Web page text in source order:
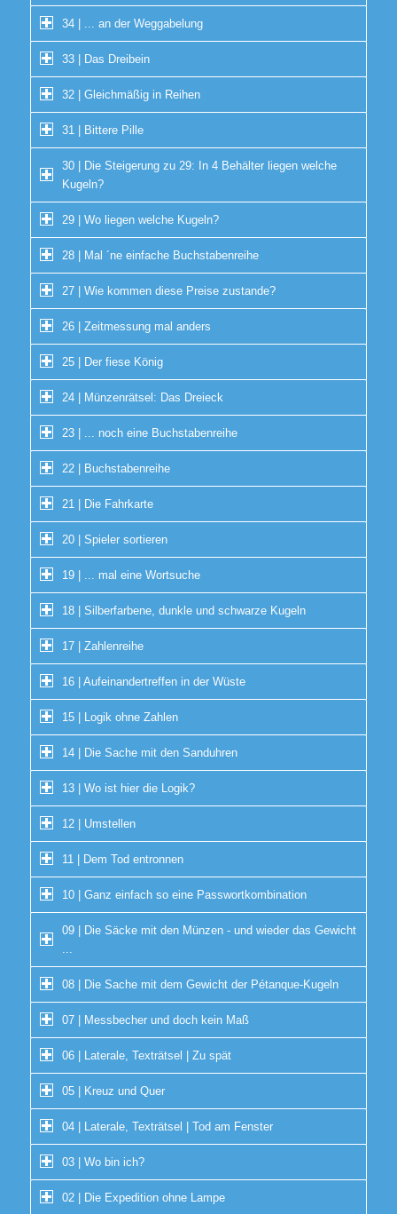
34 | ... an der Weggabelung
33 | Das Dreibein
32 | Gleichmäßig in Reihen
31 | Bittere Pille
30 | Die Steigerung zu 29: In 4 Behälter liegen welche
Kugeln?
29 | Wo liegen welche Kugeln?
28 | Mal ´ne einfache Buchstabenreihe
27 | Wie kommen diese Preise zustande?
26 | Zeitmessung mal anders
25 | Der fiese König
24 | Münzenrätsel: Das Dreieck
23 | ... noch eine Buchstabenreihe
22 | Buchstabenreihe
21 | Die Fahrkarte
20 | Spieler sortieren
19 | ... mal eine Wortsuche
18 | Silberfarbene, dunkle und schwarze Kugeln
17 | Zahlenreihe
16 | Aufeinandertreffen in der Wüste
15 | Logik ohne Zahlen
14 | Die Sache mit den Sanduhren
13 | Wo ist hier die Logik?
12 | Umstellen
11 | Dem Tod entronnen
10 | Ganz einfach so eine Passwortkombination
09 | Die Säcke mit den Münzen - und wieder das Gewicht
08 | Die Sache mit dem Gewicht der Pétanque-Kugeln
07 | Messbecher und doch kein Maß
06 | Laterale, Texträtsel | Zu spät
05 | Kreuz und Quer
04 | Laterale, Texträtsel | Tod am Fenster
03 | Wo bin ich?
02 | Die Expedition ohne Lampe